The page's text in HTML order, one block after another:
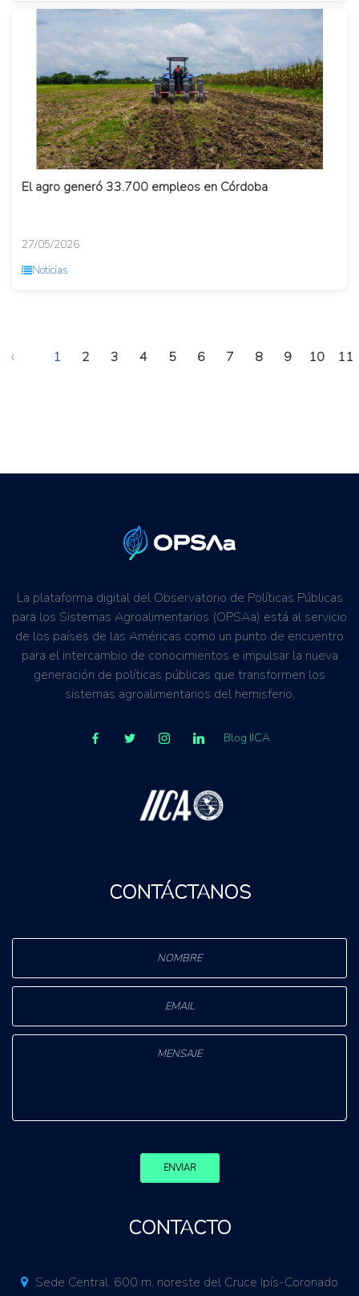
El agro generó 33.700 empleos en Córdoba
27/05/2026
Noticias
‹ 1 2 3 4 5 6 7 8 9 10 11
La plataforma digital del Observatorio de Políticas Públicas
para los Sistemas Agroalimentarios (OPSAa) está al servicio
de los países de las Américas como un punto de encuentro
para el intercambio de conocimientos e impulsar la nueva
generación de políticas públicas que transformen los
sistemas agroalimentarios del hemisferio.
Blog IICA
CONTÁCTANOS
ENVIAR
CONTACTO
Sede Central. 600 m. noreste del Cruce Ipís-Coronado